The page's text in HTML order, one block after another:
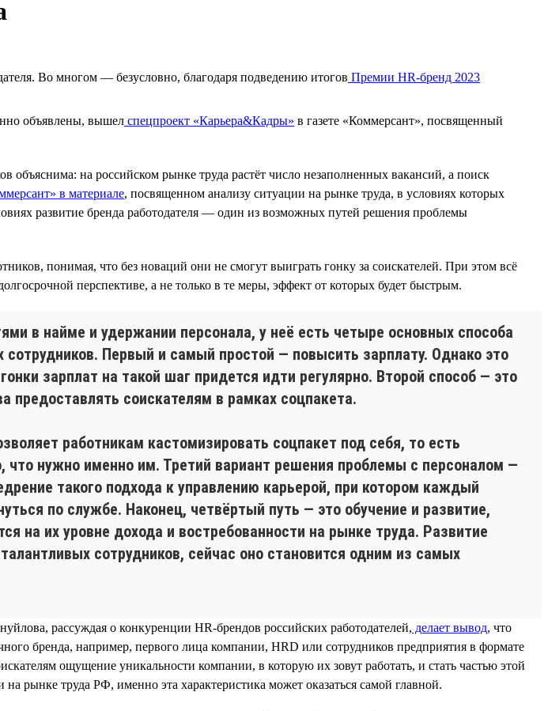
Во многом — безусловно, благодаря подведению итогов Премии HR-бренд 2023
объявлены, вышел спецпроект «Карьера&Кадры» в газете «Коммерсант», посвященный
объяснима: на российском рынке труда растёт число незаполненных вакансий, а поиск
в материале, посвященном анализу ситуации на рынке труда, в условиях которых
развитие бренда работодателя — один из возможных путей решения проблемы
понимая, что без новаций они не смогут выиграть гонку за соискателей. При этом всё
перспективе, а не только в те меры, эффект от которых будет быстрым.
в найме и удержании персонала, у неё есть четыре основных способа
сотрудников. Первый и самый простой — повысить зарплату. Однако это
зарплат на такой шаг придется идти регулярно. Второй способ — это
предоставлять соискателям в рамках соцпакета.
работникам кастомизировать соцпакет под себя, то есть
что нужно именно им. Третий вариант решения проблемы с персоналом —
такого подхода к управлению карьерой, при котором каждый
по службе. Наконец, четвёртый путь — это обучение и развитие,
на их уровне дохода и востребованности на рынке труда. Развитие
сотрудников, сейчас оно становится одним из самых
рассуждая о конкуренции HR-брендов российских работодателей, делает вывод, что
бренда, например, первого лица компании, HRD или сотрудников предприятия в формате
ощущение уникальности компании, в которую их зовут работать, и стать частью этой
рынке труда РФ, именно эта характеристика может оказаться самой главной.